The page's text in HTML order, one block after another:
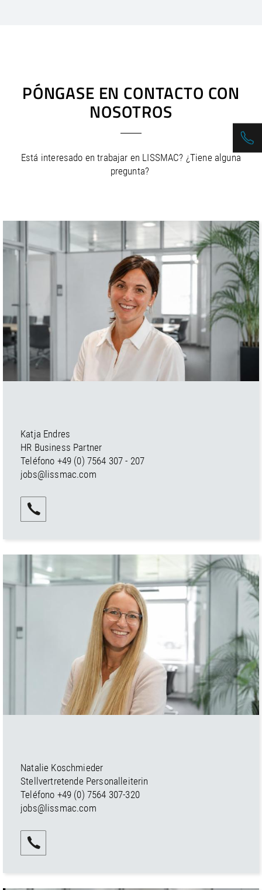
PÓNGASE EN CONTACTO CON
NOSOTROS
Está interesado en trabajar en LISSMAC? ¿Tiene alguna
pregunta?
Katja Endres
HR Business Partner
Teléfono +49 (0) 7564 307 - 207
jobs@lissmac.com
Natalie Koschmieder
Stellvertretende Personalleiterin
Teléfono +49 (0) 7564 307-320
jobs@lissmac.com